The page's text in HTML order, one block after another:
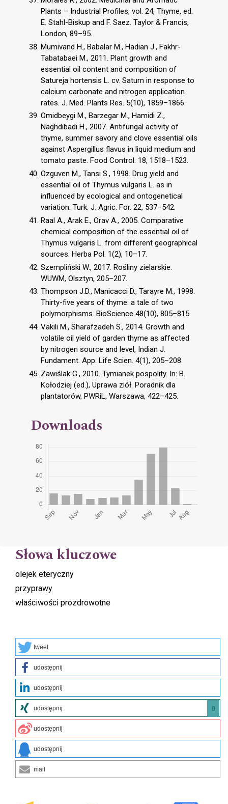
Plants – Industrial Profiles, vol. 24, Thyme, ed.
E. Stahl-Biskup and F. Saez. Taylor & Francis,
London, 89–95.
Mumivand H., Babalar M., Hadian J., Fakhr-
Tabatabaei M., 2011. Plant growth and
essential oil content and composition of
Satureja hortensis L. cv. Saturn in response to
calcium carbonate and nitrogen application
rates. J. Med. Plants Res. 5(10), 1859–1866.
Omidbeygi M., Barzegar M., Hamidi Z.,
Naghdibadi H., 2007. Antifungal activity of
thyme, summer savory and clove essential oils
against Aspergillus flavus in liquid medium and
tomato paste. Food Control. 18, 1518–1523.
Ozguven M., Tansi S., 1998. Drug yield and
essential oil of Thymus vulgaris L. as in
influenced by ecological and ontogenetical
variation. Turk. J. Agric. For. 22, 537–542.
Raal A., Arak E., Orav A., 2005. Comparative
chemical composition of the essential oil of
Thymus vulgaris L. from different geographical
sources. Herba Pol. 1(2), 10–17.
Szempliński W., 2017. Rośliny zielarskie.
WUWM, Olsztyn, 205–207.
Thompson J.D., Manicacci D., Tarayre M., 1998.
Thirty-five years of thyme: a tale of two
polymorphisms. BioScience 48(10), 805–815.
Vakili M., Sharafzadeh S., 2014. Growth and
volatile oil yield of garden thyme as affected
by nitrogen source and level, Indian J.
Fundament. App. Life Scien. 4(1), 205–208.
Zawiślak G., 2010. Tymianek pospolity. In: B.
Kołodziej (ed.), Uprawa ziół. Poradnik dla
plantatorów, PWRiL, Warszawa, 422–425.
Downloads
Słowa kluczowe
olejek eteryczny
przyprawy
właściwości prozdrowotne
tweet
udostępnij
udostępnij
udostępnij 0
udostępnij
udostępnij
mail